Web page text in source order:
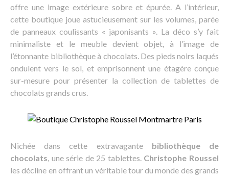
offre une image extérieure sobre et épurée. A l’intérieur,
cette boutique joue astucieusement sur les volumes, parée
de panneaux coulissants « japonisants ». La déco s’y fait
minimaliste et le meuble devient objet, à l’image de
l’étonnante bibliothèque à chocolats. Des pieds noirs laqués
ondulent vers le sol, et emprisonnent une étagère conçue
sur-mesure pour présenter la collection de tablettes de
chocolats grands crus.
Nichée dans cette extravagante bibliothèque de
chocolats, une série de 25 tablettes. Christophe Roussel
les décline en offrant un véritable tour du monde des grands